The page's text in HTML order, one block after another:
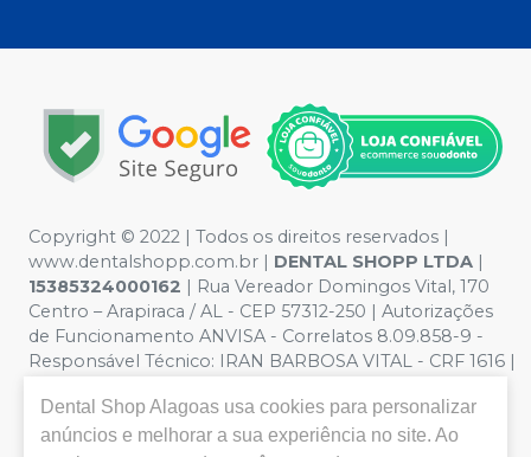
Copyright © 2022 | Todos os direitos reservados |
www.dentalshopp.com.br | DENTAL SHOPP LTDA |
15385324000162 | Rua Vereador Domingos Vital, 170
Centro – Arapiraca / AL - CEP 57312-250 | Autorizações
de Funcionamento ANVISA - Correlatos 8.09.858-9 -
Responsável Técnico: IRAN BARBOSA VITAL - CRF 1616 |
ilustrativas - Os preços e condições da loja virtual estão
sujeitos a alterações. Em caso de divergência de preços
Dental Shop Alagoas usa cookies para personalizar
anúncios e melhorar a sua experiência no site. Ao